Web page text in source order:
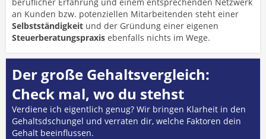
an Kunden bzw. potenziellen Mitarbeitenden steht einer
Selbstständigkeit und der Gründung einer eigenen
Steuerberatungspraxis ebenfalls nichts im Wege.
Der große Gehaltsvergleich:
Check mal, wo du stehst
Verdiene ich eigentlich genug? Wir bringen Klarheit in den
Gehaltsdschungel und verraten dir, welche Faktoren dein
Gehalt beeinflussen.